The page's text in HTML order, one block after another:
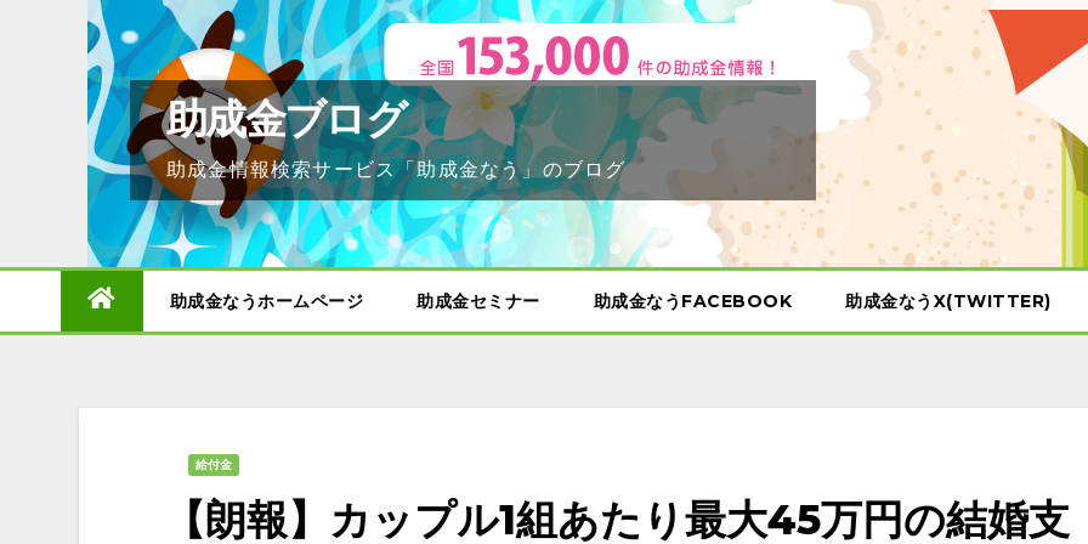
助成金ブログ
助成金情報検索サービス「助成金なう」のブログ
助成金なうホームページ 助成金セミナー 助成金なうFACEBOOK 助成金なうX(TWITTER)
給付金
【朗報】カップル1組あたり最大45万円の結婚支